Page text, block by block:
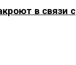
в связи с